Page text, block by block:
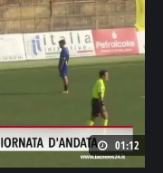
01:12